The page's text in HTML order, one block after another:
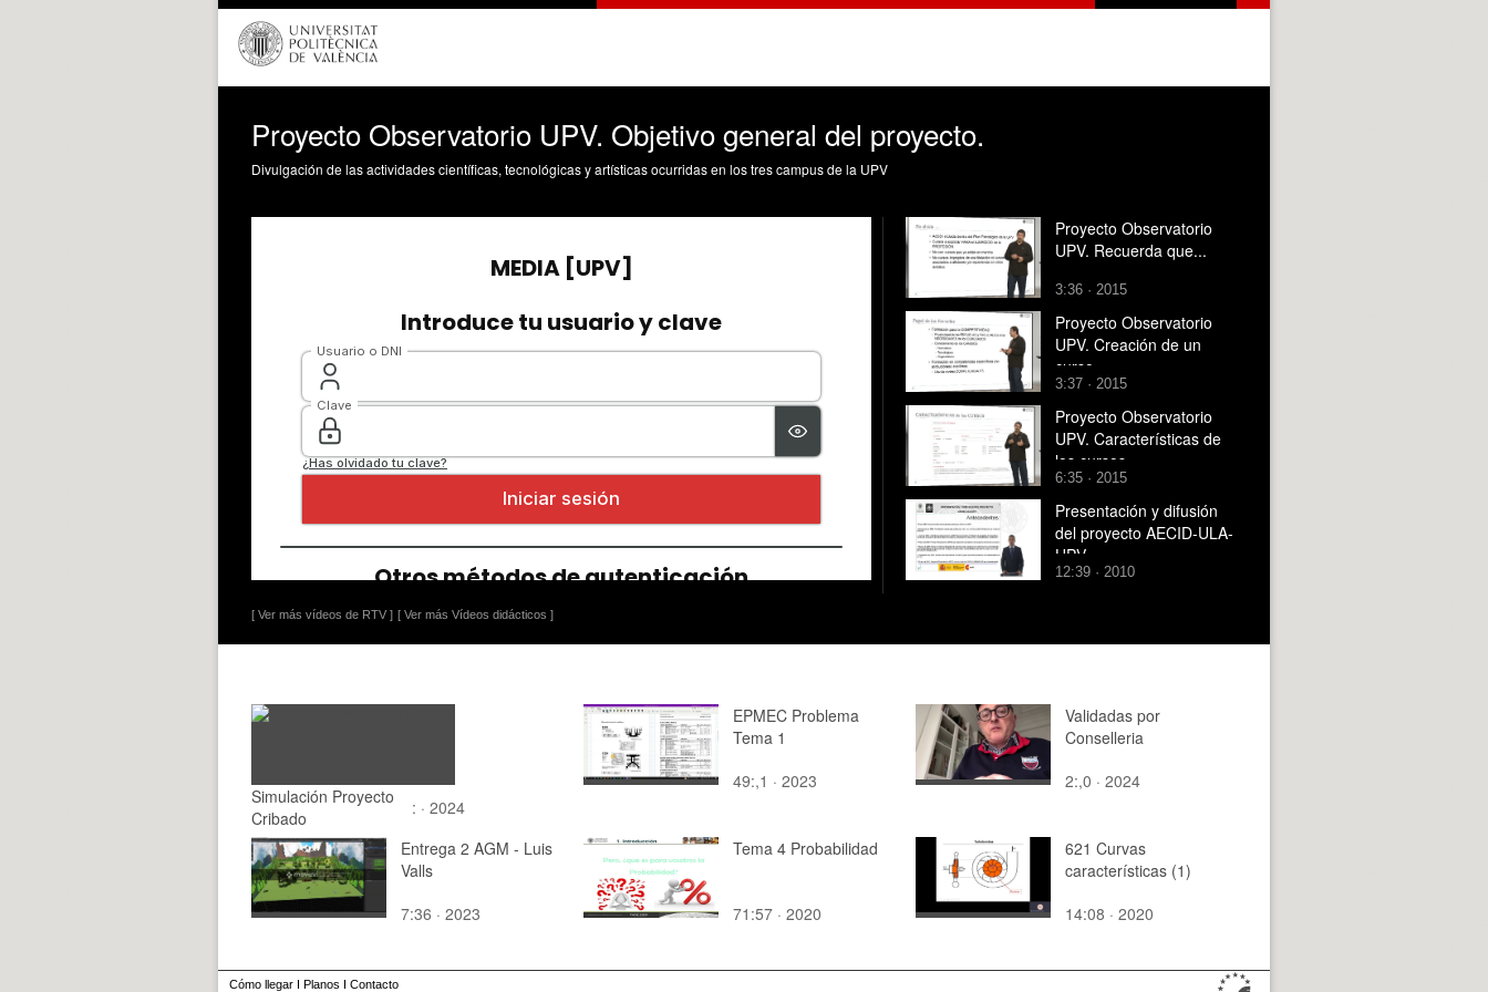
Proyecto Observatorio UPV. Objetivo general del proyecto.
Divulgación de las actividades científicas, tecnológicas y artísticas ocurridas en los tres campus de la UPV
[ Ver más vídeos de RTV ] [ Ver más Vídeos didácticos ]
Proyecto Observatorio
UPV. Recuerda que...
3:36 · 2015
Proyecto Observatorio
UPV. Creación de un
curso.
3:37 · 2015
Proyecto Observatorio
UPV. Características de
los cursos.
6:35 · 2015
Presentación y difusión
del proyecto AECID-ULA-
UPV
12:39 · 2010
Simulación Proyecto
Cribado
: · 2024
EPMEC Problema
Tema 1
49:,1 · 2023
Validadas por
Conselleria
2:,0 · 2024
Entrega 2 AGM - Luis
Valls
7:36 · 2023
Tema 4 Probabilidad
71:57 · 2020
621 Curvas
características (1)
14:08 · 2020
Cómo llegar I Planos I Contacto